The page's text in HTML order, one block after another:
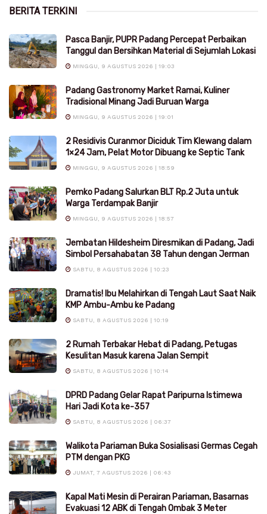
BERITA TERKINI
Pasca Banjir, PUPR Padang Percepat Perbaikan
Tanggul dan Bersihkan Material di Sejumlah Lokasi
MINGGU, 9 AGUSTUS 2026 | 19:03
Padang Gastronomy Market Ramai, Kuliner
Tradisional Minang Jadi Buruan Warga
MINGGU, 9 AGUSTUS 2026 | 19:01
2 Residivis Curanmor Diciduk Tim Klewang dalam
1×24 Jam, Pelat Motor Dibuang ke Septic Tank
MINGGU, 9 AGUSTUS 2026 | 18:59
Pemko Padang Salurkan BLT Rp.2 Juta untuk
Warga Terdampak Banjir
MINGGU, 9 AGUSTUS 2026 | 18:57
Jembatan Hildesheim Diresmikan di Padang, Jadi
Simbol Persahabatan 38 Tahun dengan Jerman
SABTU, 8 AGUSTUS 2026 | 10:23
Dramatis! Ibu Melahirkan di Tengah Laut Saat Naik
KMP Ambu-Ambu ke Padang
SABTU, 8 AGUSTUS 2026 | 10:19
2 Rumah Terbakar Hebat di Padang, Petugas
Kesulitan Masuk karena Jalan Sempit
SABTU, 8 AGUSTUS 2026 | 10:14
DPRD Padang Gelar Rapat Paripurna Istimewa
Hari Jadi Kota ke-357
SABTU, 8 AGUSTUS 2026 | 06:37
Walikota Pariaman Buka Sosialisasi Germas Cegah
PTM dengan PKG
JUMAT, 7 AGUSTUS 2026 | 06:43
Kapal Mati Mesin di Perairan Pariaman, Basarnas
Evakuasi 12 ABK di Tengah Ombak 3 Meter